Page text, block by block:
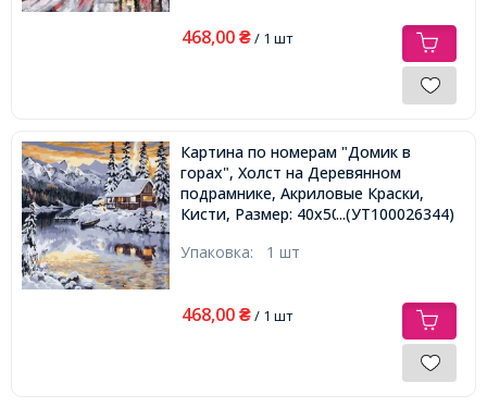
468,00 ₴/ 1 шт
Картина по номерам "Домик в
горах", Холст на Деревянном
подрамнике, Акриловые Краски,
Кисти, Размер: 40х50см,...(УТ100026344)
Упаковка: 1 шт
468,00 ₴/ 1 шт